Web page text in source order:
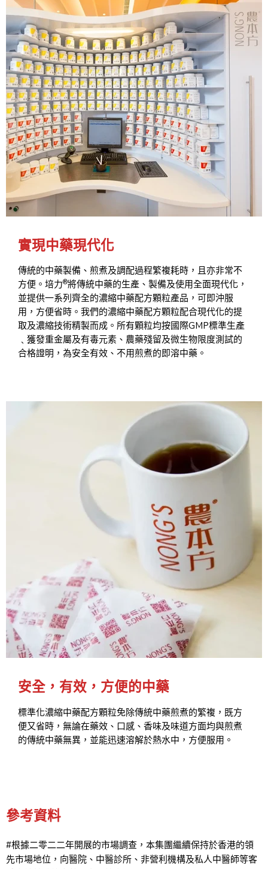
實現中藥現代化
傳統的中藥製備、煎煮及調配過程繁複耗時，且亦非常不
方便。培力®將傳統中藥的生產、製備及使用全面現代化，
並提供一系列齊全的濃縮中藥配方顆粒產品，可即沖服
用，方便省時。我們的濃縮中藥配方顆粒配合現代化的提
取及濃縮技術精製而成。所有顆粒均按國際GMP標準生產
﹑獲發重金屬及有毒元素、農藥殘留及微生物限度測試的
合格證明，為安全有效、不用煎煮的即溶中藥。
安全，有效，方便的中藥
標準化濃縮中藥配方顆粒免除傳統中藥煎煮的繁複，既方
便又省時，無論在藥效、口感、香味及味道方面均與煎煮
的傳統中藥無異，並能迅速溶解於熱水中，方便服用。
參考資料
#根據二零二二年開展的市場調查，本集團繼續保持於香港的領
先市場地位，向醫院、中醫診所、非營利機構及私人中醫師等客